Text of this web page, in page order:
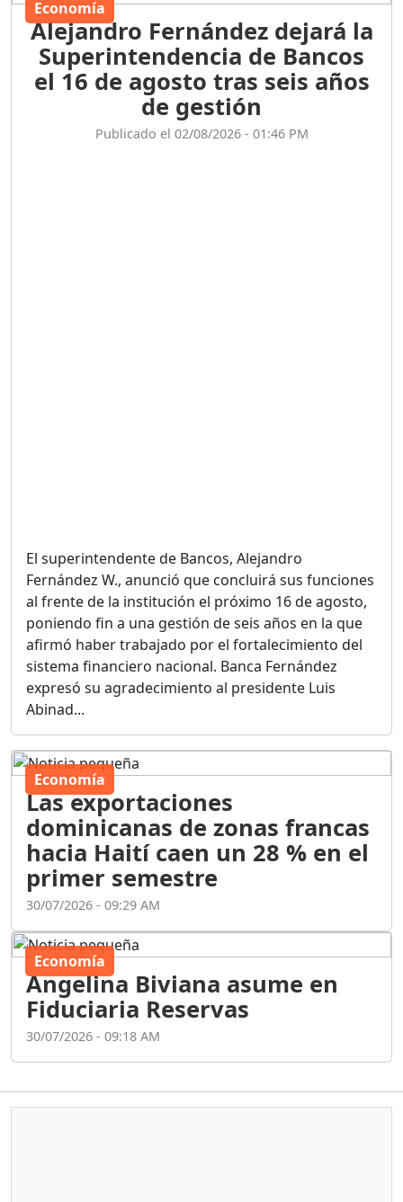
Economía
Alejandro Fernández dejará la
Superintendencia de Bancos
el 16 de agosto tras seis años
de gestión
Publicado el 02/08/2026 - 01:46 PM
El superintendente de Bancos, Alejandro
Fernández W., anunció que concluirá sus funciones
al frente de la institución el próximo 16 de agosto,
poniendo fin a una gestión de seis años en la que
afirmó haber trabajado por el fortalecimiento del
sistema financiero nacional. Banca Fernández
expresó su agradecimiento al presidente Luis
Abinad...
Economía
Las exportaciones
dominicanas de zonas francas
hacia Haití caen un 28 % en el
primer semestre
30/07/2026 - 09:29 AM
Economía
Angelina Biviana asume en
Fiduciaria Reservas
30/07/2026 - 09:18 AM